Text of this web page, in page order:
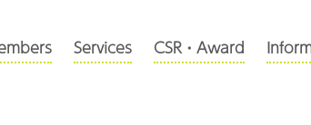
Services CSR・Award